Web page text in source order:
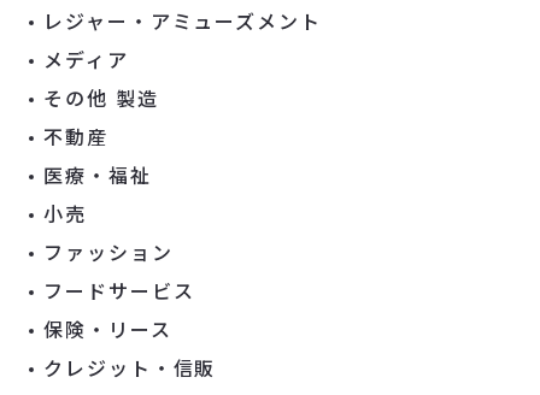
レジャー・アミューズメント
メディア
その他 製造
不動産
医療・福祉
小売
ファッション
フードサービス
保険・リース
クレジット・信販